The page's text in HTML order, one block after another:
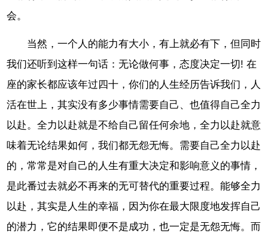
会。
当然，一个人的能力有大小，有上就必有下，但同时
我们还听到这样一句话：无论做何事，态度决定一切! 在
座的家长都应该年过四十，你们的人生经历告诉我们，人
活在世上，其实没有多少事情需要自己、也值得自己全力
以赴。全力以赴就是不给自己留任何余地，全力以赴就意
味着无论结果如何，我们都无怨无悔。需要自己全力以赴
的，常常是对自己的人生有重大决定和影响意义的事情，
是此番过去就必不再来的无可替代的重要过程。能够全力
以赴，其实是人生的幸福，因为你在最大限度地发挥自己
的潜力，它的结果即便不是成功，也一定是无怨无悔。而